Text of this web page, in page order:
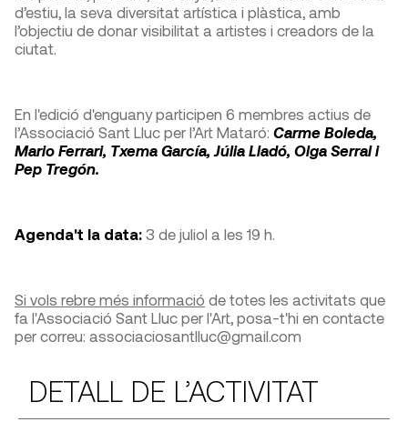
d’estiu, la seva diversitat artística i plàstica, amb
l’objectiu de donar visibilitat a artistes i creadors de la
ciutat.
En l'edició d'enguany participen 6 membres actius de
l’Associació Sant Lluc per l’Art Mataró: Carme Boleda,
Mario Ferrari, Txema García, Júlia Lladó, Olga Serral i
Pep Tregón.
Agenda't la data: 3 de juliol a les 19 h.
Si vols rebre més informació de totes les activitats que
fa l'Associació Sant Lluc per l'Art, posa-t'hi en contacte
per correu: associaciosantlluc@gmail.com
DETALL DE L’ACTIVITAT